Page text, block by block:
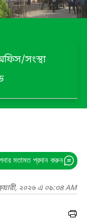
সংস্থা
মতামত প্রদান করুন
২০২৬ এ ০৯:৩৪ AM